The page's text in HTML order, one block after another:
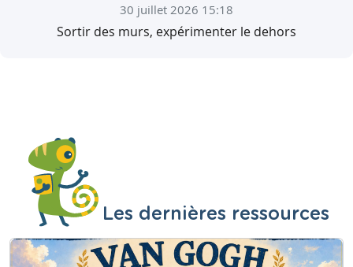
30 juillet 2026 15:18
Sortir des murs, expérimenter le dehors
Les dernières ressources